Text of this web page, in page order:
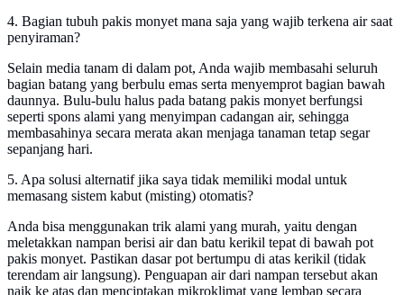
4. Bagian tubuh pakis monyet mana saja yang wajib terkena air saat
penyiraman?
Selain media tanam di dalam pot, Anda wajib membasahi seluruh
bagian batang yang berbulu emas serta menyemprot bagian bawah
daunnya. Bulu-bulu halus pada batang pakis monyet berfungsi
seperti spons alami yang menyimpan cadangan air, sehingga
membasahinya secara merata akan menjaga tanaman tetap segar
sepanjang hari.
5. Apa solusi alternatif jika saya tidak memiliki modal untuk
memasang sistem kabut (misting) otomatis?
Anda bisa menggunakan trik alami yang murah, yaitu dengan
meletakkan nampan berisi air dan batu kerikil tepat di bawah pot
pakis monyet. Pastikan dasar pot bertumpu di atas kerikil (tidak
terendam air langsung). Penguapan air dari nampan tersebut akan
naik ke atas dan menciptakan mikroklimat yang lembap secara